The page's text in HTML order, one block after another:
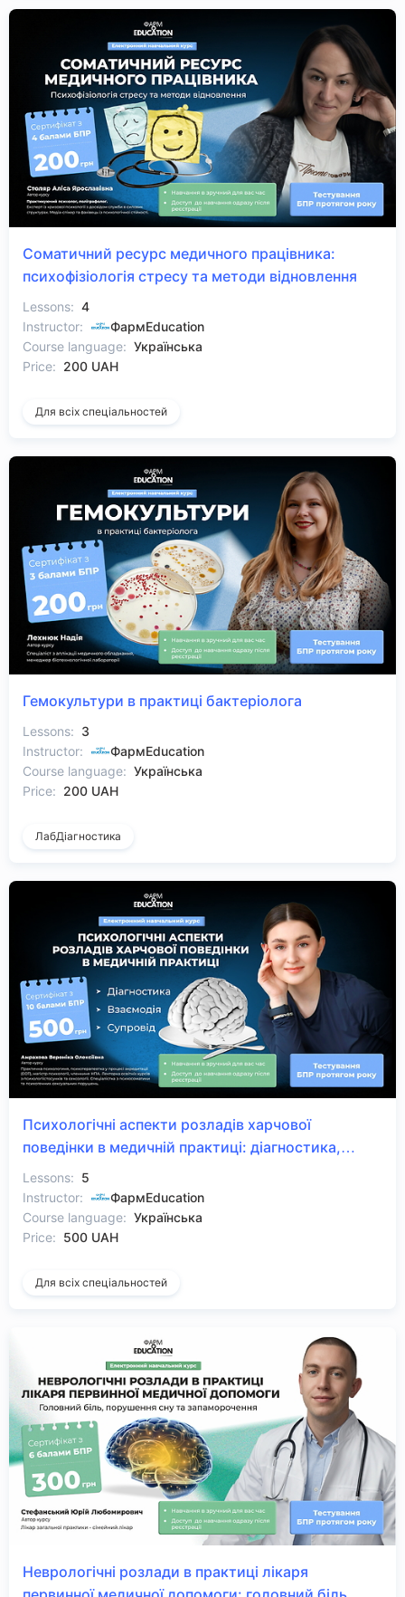
Соматичний ресурс медичного працівника:
психофізіологія стресу та методи відновлення
Lessons: 4
Instructor:
ФармEducation
Course language: Українська
Price: 200 UAH
Для всіх спеціальностей
Гемокультури в практиці бактеріолога
Lessons: 3
Instructor:
ФармEducation
Course language: Українська
Price: 200 UAH
ЛабДіагностика
Психологічні аспекти розладів харчової
поведінки в медичній практиці: діагностика,
взаємодія, супровід
Lessons: 5
Instructor:
ФармEducation
Course language: Українська
Price: 500 UAH
Для всіх спеціальностей
Неврологічні розлади в практиці лікаря